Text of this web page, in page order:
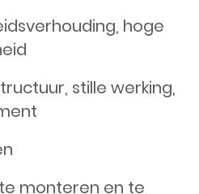
hoge
stille werking,
monteren en te